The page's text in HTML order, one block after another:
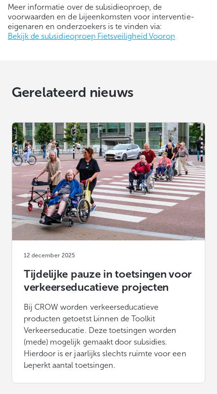
Meer informatie over de subsidieoproep, de
voorwaarden en de bijeenkomsten voor interventie-
eigenaren en onderzoekers is te vinden via:
Bekijk de subsidieoproep Fietsveiligheid Voorop
Gerelateerd nieuws
12 december 2025
Tijdelijke pauze in toetsingen voor
verkeerseducatieve projecten
Bij CROW worden verkeerseducatieve
producten getoetst binnen de Toolkit
Verkeerseducatie. Deze toetsingen worden
(mede) mogelijk gemaakt door subsidies.
Hierdoor is er jaarlijks slechts ruimte voor een
beperkt aantal toetsingen.